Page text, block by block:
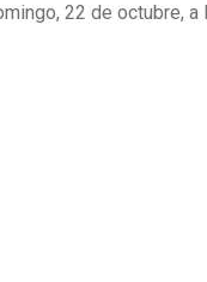
22 de octubre, a